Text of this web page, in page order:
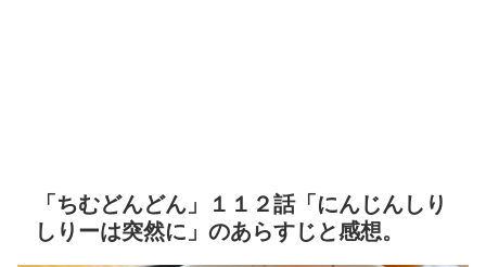
「ちむどんどん」１１２話「にんじんしり
しりーは突然に」のあらすじと感想。